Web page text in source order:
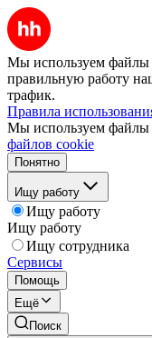
Мы используем файлы
правильную работу
трафик.
Правила
Мы используем файлы
файлов cookie
Понятно
Ищу работу
Ищу работу
Ищу работу
Ищу сотрудника
Сервисы
Помощь
Ещё
Поиск